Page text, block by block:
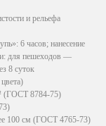
и рельефа
6 часов; нанесение
для пешеходов —
8 суток
(ГОСТ 8784-75)
100 см (ГОСТ 4765-73)